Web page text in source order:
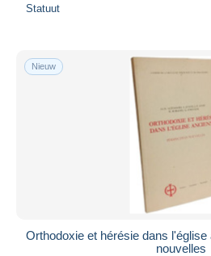
Statuut
Nieuw
Orthodoxie et hérésie dans
nouvelles